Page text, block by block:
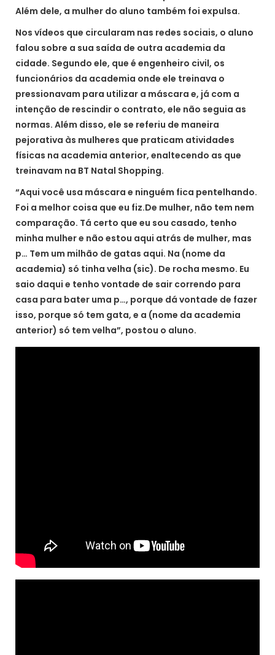
Além dele, a mulher do aluno também foi expulsa.
Nos vídeos que circularam nas redes sociais, o aluno
falou sobre a sua saída de outra academia da
cidade. Segundo ele, que é engenheiro civil, os
funcionários da academia onde ele treinava o
pressionavam para utilizar a máscara e, já com a
intenção de rescindir o contrato, ele não seguia as
normas. Além disso, ele se referiu de maneira
pejorativa às mulheres que praticam atividades
físicas na academia anterior, enaltecendo as que
treinavam na BT Natal Shopping.
“Aqui você usa máscara e ninguém fica pentelhando.
Foi a melhor coisa que eu fiz.De mulher, não tem nem
comparação. Tá certo que eu sou casado, tenho
minha mulher e não estou aqui atrás de mulher, mas
p… Tem um milhão de gatas aqui. Na (nome da
academia) só tinha velha (sic). De rocha mesmo. Eu
saio daqui e tenho vontade de sair correndo para
casa para bater uma p…, porque dá vontade de fazer
isso, porque só tem gata, e a (nome da academia
anterior) só tem velha”, postou o aluno.